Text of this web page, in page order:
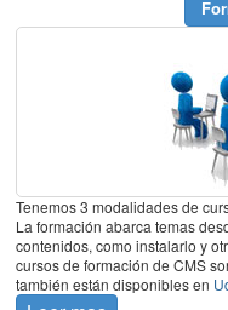
Tenemos 3 modalidades de
La formación abarca temas
contenidos, como instalarlo y
cursos de formación de CMS
también están disponibles en